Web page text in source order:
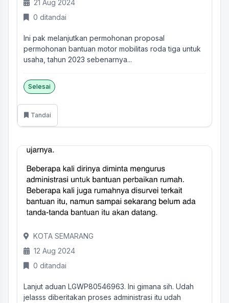
21 Aug 2024
0 ditandai
Ini pak melanjutkan permohonan proposal
permohonan bantuan motor mobilitas roda tiga untuk
usaha, tahun 2023 sebenarnya...
Selesai
Tandai
KOTA SEMARANG
12 Aug 2024
0 ditandai
Lanjut aduan LGWP80546963. Ini gimana sih. Udah
jelasss diberitakan proses administrasi itu udah